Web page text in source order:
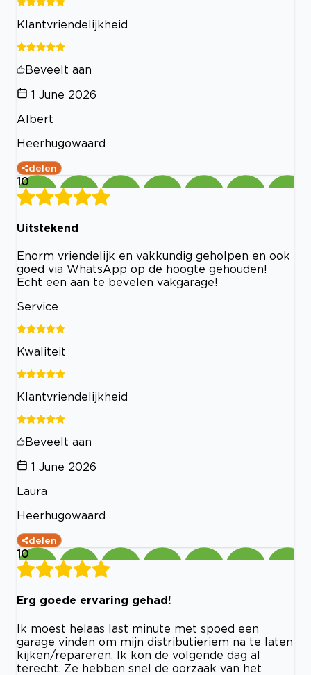
Klantvriendelijkheid
Beveelt aan
1 June 2026
Albert
Heerhugowaard
delen
10
Uitstekend
Enorm vriendelijk en vakkundig geholpen en ook
goed via WhatsApp op de hoogte gehouden!
Echt een aan te bevelen vakgarage!
Service
Kwaliteit
Klantvriendelijkheid
Beveelt aan
1 June 2026
Laura
Heerhugowaard
delen
10
Erg goede ervaring gehad!
Ik moest helaas last minute met spoed een
garage vinden om mijn distributieriem na te laten
kijken/repareren. Ik kon de volgende dag al
terecht. Ze hebben snel de oorzaak van het